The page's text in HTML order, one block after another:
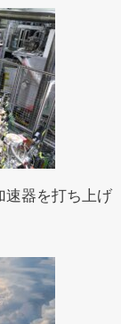
速器を打ち上げ